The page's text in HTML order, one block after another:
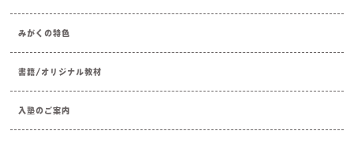
みがくの特色
書籍/オリジナル教材
入塾のご案内